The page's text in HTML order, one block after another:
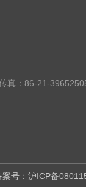
真：86-21-
案号：沪ICP备